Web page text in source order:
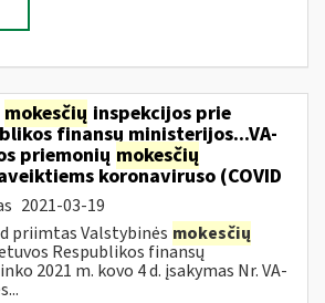
mokesčių inspekcijos prie
finansų ministerijos...VA-
priemonių mokesčių
koronaviruso (COVID
2021-03-19
priimtas Valstybinės mokesčių
Respublikos finansų
2021 m. kovo 4 d. įsakymas Nr. VA-